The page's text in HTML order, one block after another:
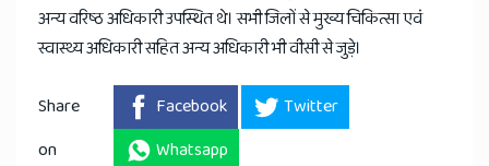
अन्य वरिष्ठ अधिकारी उपस्थित थे। सभी जिलों से मुख्य चिकित्सा एवं
स्वास्थ्य अधिकारी सहित अन्य अधिकारी भी वीसी से जुड़े।
Share
on
Facebook
Twitter
Whatsapp